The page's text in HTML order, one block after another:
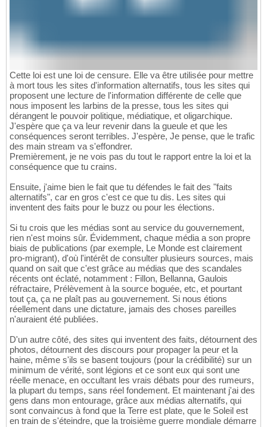
Cette loi est une loi de censure. Elle va être utilisée pour mettre
à mort tous les sites d'information alternatifs, tous les sites qui
proposent une lecture de l'information différente de celle que
nous imposent les larbins de la presse, tous les sites qui
dérangent le pouvoir politique, médiatique, et oligarchique.
J'espère que ça va leur revenir dans la gueule et que les
conséquences seront terribles. J'espère, Je pense, que le trafic
des main stream va s'effondrer.
Premièrement, je ne vois pas du tout le rapport entre la loi et la
conséquence que tu crains.
Ensuite, j'aime bien le fait que tu défendes le fait des "faits
alternatifs", car en gros c'est ce que tu dis. Les sites qui
inventent des faits pour le buzz ou pour les élections.
Si tu crois que les médias sont au service du gouvernement,
rien n'est moins sûr. Évidemment, chaque média a son propre
biais de publications (par exemple, Le Monde est clairement
pro-migrant), d'où l'intérêt de consulter plusieurs sources, mais
quand on sait que c'est grâce au médias que des scandales
récents ont éclaté, notamment : Fillon, Bellanna, Gaulois
réfractaire, Prélèvement à la source boguée, etc, et pourtant
tout ça, ça ne plaît pas au gouvernement. Si nous étions
réellement dans une dictature, jamais des choses pareilles
n'auraient été publiées.
D'un autre côté, des sites qui inventent des faits, détournent des
photos, détournent des discours pour propager la peur et la
haine, même s'ils se basent toujours (pour la crédibilité) sur un
minimum de vérité, sont légions et ce sont eux qui sont une
réelle menace, en occultant les vrais débats pour des rumeurs,
la plupart du temps, sans réel fondement. Et maintenant j'ai des
gens dans mon entourage, grâce aux médias alternatifs, qui
sont convaincus à fond que la Terre est plate, que le Soleil est
en train de s'éteindre, que la troisième guerre mondiale démarre